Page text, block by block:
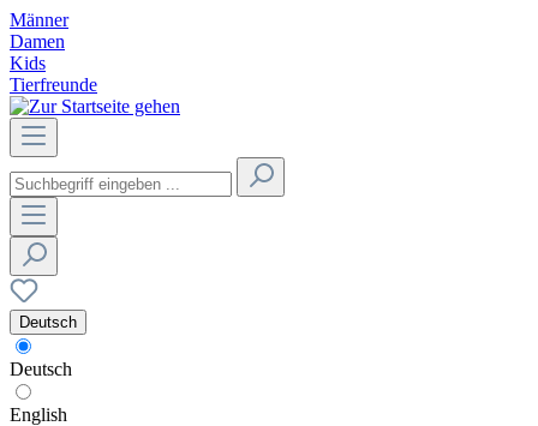
Männer
Damen
Kids
Tierfreunde
Deutsch
Deutsch
English